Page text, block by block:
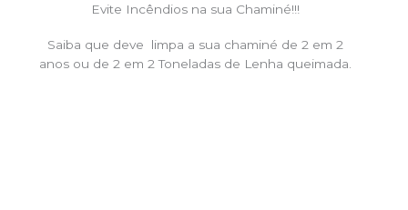
Evite Incêndios na sua Chaminé!!!
Saiba que deve limpa a sua chaminé de 2 em 2
anos ou de 2 em 2 Toneladas de Lenha queimada.